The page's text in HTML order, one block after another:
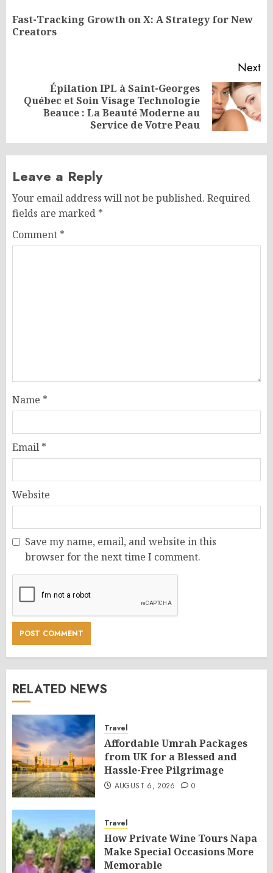
navigation
Fast-Tracking Growth on X: A Strategy for New
Creators
Next
Next
Épilation IPL à Saint-Georges
Québec et Soin Visage Technologie
Beauce : La Beauté Moderne au
Service de Votre Peau
Leave a Reply
Your email address will not be published. Required
fields are marked *
Comment *
Name *
Email *
Website
Save my name, email, and website in this
browser for the next time I comment.
RELATED NEWS
Travel
Affordable Umrah Packages
from UK for a Blessed and
Hassle-Free Pilgrimage
AUGUST 6, 2026 0
Travel
How Private Wine Tours Napa
Make Special Occasions More
Memorable